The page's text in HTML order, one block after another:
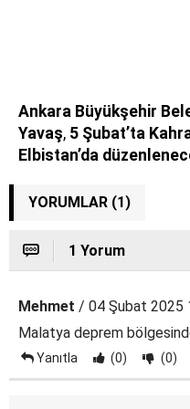
Ankara Büyükşehir
Yavaş, 5 Şubat’ta
Elbistan’da
YORUMLAR (1)
1 Yorum
Mehmet / 04 Şubat 2025
Malatya deprem
Yanıtla (0) (0)